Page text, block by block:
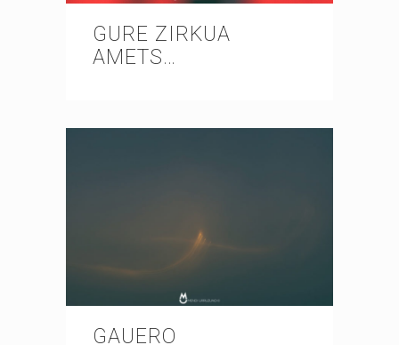
GURE ZIRKUA
AMETS…
GAUERO